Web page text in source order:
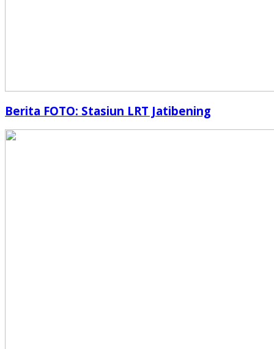
Berita FOTO: Stasiun LRT Jatibening